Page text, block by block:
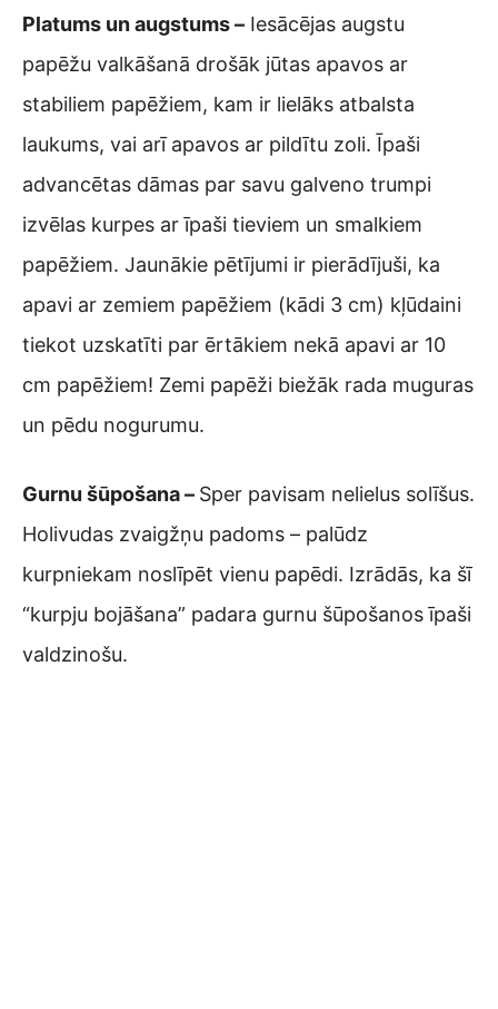
Platums un augstums – Iesācējas augstu
papēžu valkāšanā drošāk jūtas apavos ar
stabiliem papēžiem, kam ir lielāks atbalsta
laukums, vai arī apavos ar pildītu zoli. Īpaši
advancētas dāmas par savu galveno trumpi
izvēlas kurpes ar īpaši tieviem un smalkiem
papēžiem. Jaunākie pētījumi ir pierādījuši, ka
apavi ar zemiem papēžiem (kādi 3 cm) kļūdaini
tiekot uzskatīti par ērtākiem nekā apavi ar 10
cm papēžiem! Zemi papēži biežāk rada muguras
un pēdu nogurumu.
Gurnu šūpošana – Sper pavisam nelielus solīšus.
Holivudas zvaigžņu padoms – palūdz
kurpniekam noslīpēt vienu papēdi. Izrādās, ka šī
“kurpju bojāšana” padara gurnu šūpošanos īpaši
valdzinošu.